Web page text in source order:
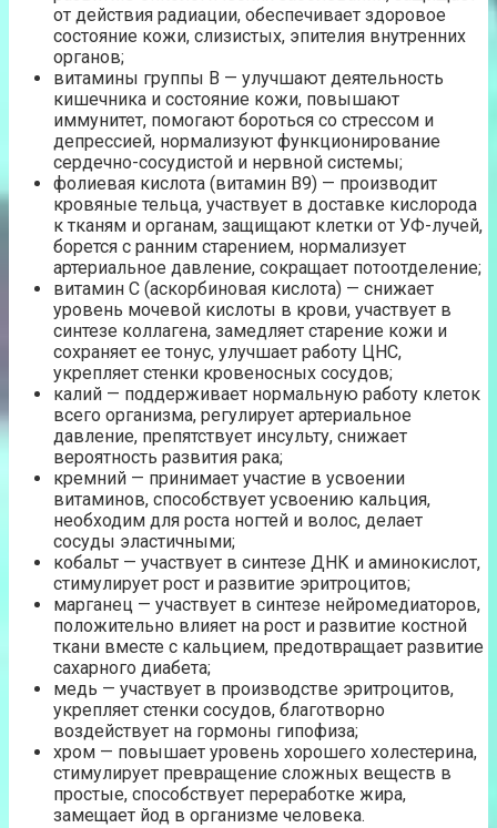
от действия радиации, обеспечивает здоровое
состояние кожи, слизистых, эпителия внутренних
органов;
витамины группы В — улучшают деятельность
кишечника и состояние кожи, повышают
иммунитет, помогают бороться со стрессом и
депрессией, нормализуют функционирование
сердечно-сосудистой и нервной системы;
фолиевая кислота (витамин В9) — производит
кровяные тельца, участвует в доставке кислорода
к тканям и органам, защищают клетки от УФ-лучей,
борется с ранним старением, нормализует
артериальное давление, сокращает потоотделение;
витамин С (аскорбиновая кислота) — снижает
уровень мочевой кислоты в крови, участвует в
синтезе коллагена, замедляет старение кожи и
сохраняет ее тонус, улучшает работу ЦНС,
укрепляет стенки кровеносных сосудов;
калий — поддерживает нормальную работу клеток
всего организма, регулирует артериальное
давление, препятствует инсульту, снижает
вероятность развития рака;
кремний — принимает участие в усвоении
витаминов, способствует усвоению кальция,
необходим для роста ногтей и волос, делает
сосуды эластичными;
кобальт — участвует в синтезе ДНК и аминокислот,
стимулирует рост и развитие эритроцитов;
марганец — участвует в синтезе нейромедиаторов,
положительно влияет на рост и развитие костной
ткани вместе с кальцием, предотвращает развитие
сахарного диабета;
медь — участвует в производстве эритроцитов,
укрепляет стенки сосудов, благотворно
воздействует на гормоны гипофиза;
хром — повышает уровень хорошего холестерина,
стимулирует превращение сложных веществ в
простые, способствует переработке жира,
замещает йод в организме человека.